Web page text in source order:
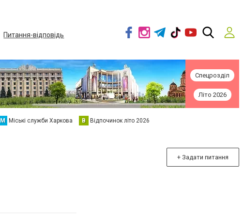
Питання-відповідь
Спецрозділ
Літо 2026
М Міські служби Харкова В Відпочинок літо 2026
+ Задати питання